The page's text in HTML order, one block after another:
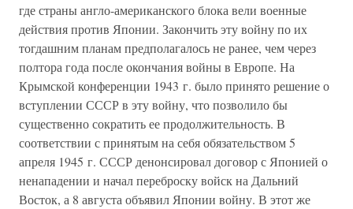
где страны англо-американского блока вели военные
действия против Японии. Закончить эту войну по их
тогдашним планам предполагалось не ранее, чем через
полтора года после окончания войны в Европе. На
Крымской конференции 1943 г. было принято решение о
вступлении СССР в эту войну, что позволило бы
существенно сократить ее продолжительность. В
соответствии с принятым на себя обязательством 5
апреля 1945 г. СССР денонсировал договор с Японией о
ненападении и начал переброску войск на Дальний
Восток, а 8 августа объявил Японии войну. В этот же